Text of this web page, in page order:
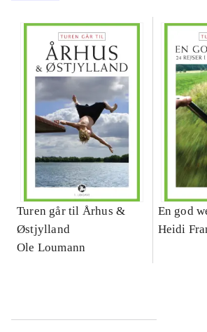
Turen går til Århus &
Østjylland
Ole Loumann
En god
Heidi